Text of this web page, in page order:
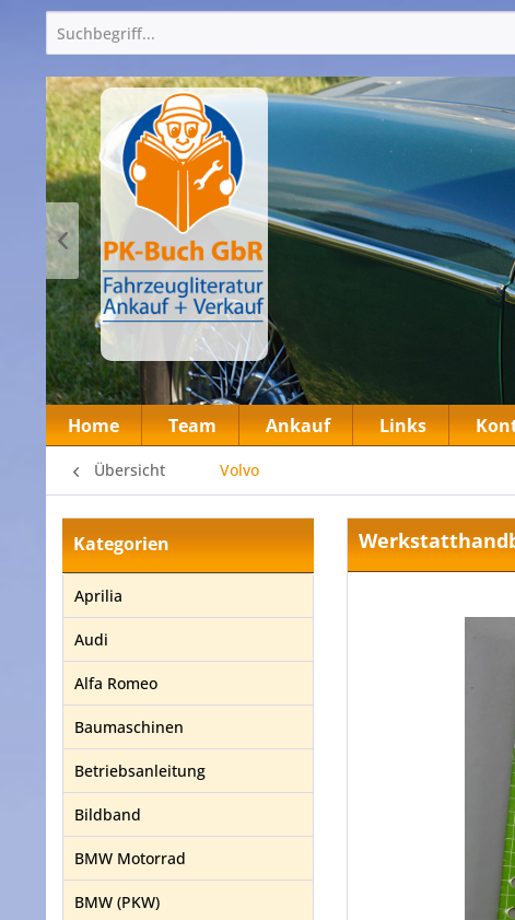
Home Team Ankauf Links
Übersicht Volvo
Kategorien
Aprilia
Audi
Alfa Romeo
Baumaschinen
Betriebsanleitung
Bildband
BMW Motorrad
BMW (PKW)